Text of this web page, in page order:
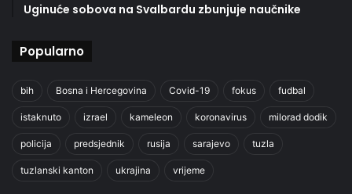
Uginuće sobova na Svalbardu zbunjuje naučnike
Popularno
bih Bosna i Hercegovina Covid-19 fokus fudbal
istaknuto izrael kameleon koronavirus milorad dodik
policija predsjednik rusija sarajevo tuzla
tuzlanski kanton ukrajina vrijeme